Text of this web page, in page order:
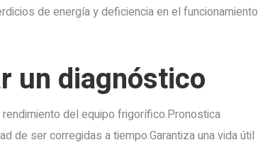
de energía y deficiencia en el funcionamiento
un diagnóstico
del equipo frigorífico.Pronostica
de ser corregidas a tiempo.Garantiza una vida útil